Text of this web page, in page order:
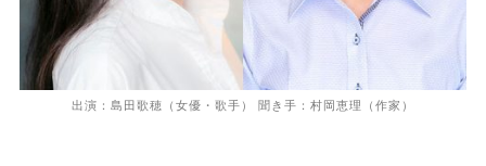
出演：島田歌穂（女優・歌手） 聞き手：村岡恵理（作家）